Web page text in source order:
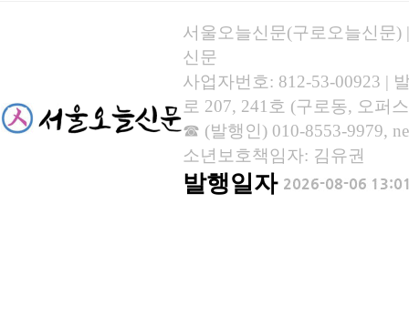
서울오늘신문(구로오늘신문)
신문
사업자번호: 812-53-00923 |
로 207, 241호 (구로동, 오퍼
☎ (발행인) 010-8553-9979,
소년보호책임자: 김유권
발행일자